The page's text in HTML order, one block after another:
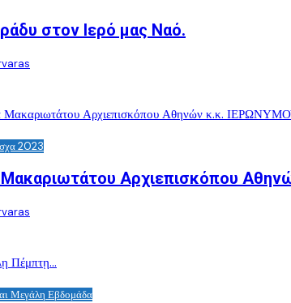
στον Ιερό μας Ναό.
2023
Μακαριωτάτου Αρχιεπισκόπου
Μεγάλη Εβδομάδα